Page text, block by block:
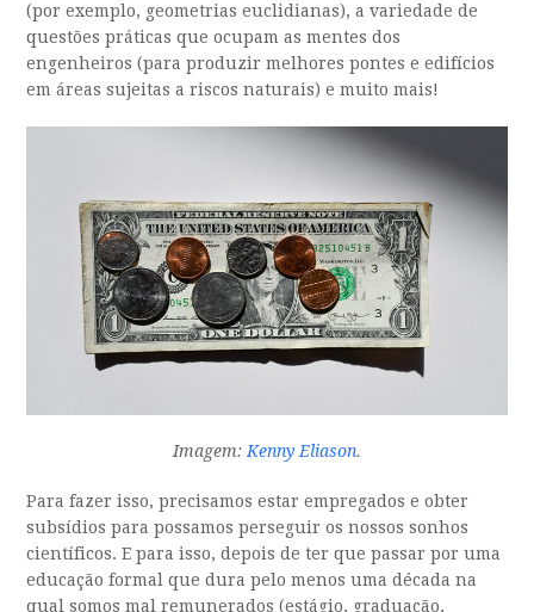
(por exemplo, geometrias euclidianas), a variedade de
questões práticas que ocupam as mentes dos
engenheiros (para produzir melhores pontes e edifícios
em áreas sujeitas a riscos naturais) e muito mais!
Imagem:Kenny Eliason.
Para fazer isso, precisamos estar empregados e obter
subsídios para possamos perseguir os nossos sonhos
científicos. E para isso, depois de ter que passar por uma
educação formal que dura pelo menos uma década na
qual somos mal remunerados (estágio, graduação,